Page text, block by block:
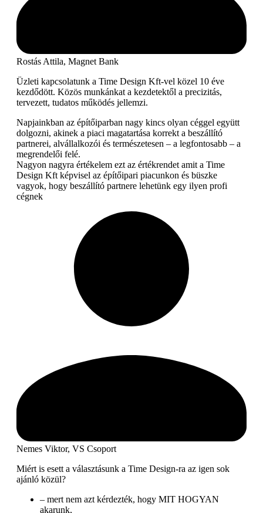
Rostás Attila, Magnet Bank
Üzleti kapcsolatunk a Time Design Kft-vel közel 10 éve
kezdődött. Közös munkánkat a kezdetektől a precizitás,
tervezett, tudatos működés jellemzi.
Napjainkban az építőiparban nagy kincs olyan céggel együtt
dolgozni, akinek a piaci magatartása korrekt a beszállító
partnerei, alvállalkozói és természetesen – a legfontosabb – a
megrendelői felé.
Nagyon nagyra értékelem ezt az értékrendet amit a Time
Design Kft képvisel az építőipari piacunkon és büszke
vagyok, hogy beszállító partnere lehetünk egy ilyen profi
cégnek
Nemes Viktor, VS Csoport
Miért is esett a választásunk a Time Design-ra az igen sok
ajánló közül?
– mert nem azt kérdezték, hogy MIT HOGYAN
akarunk,